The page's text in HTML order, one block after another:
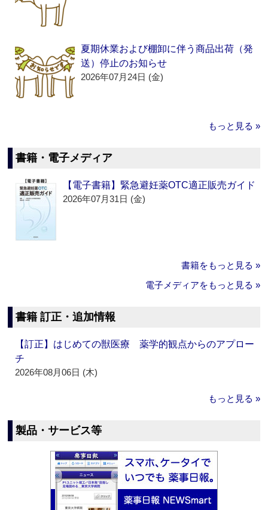
夏期休業および棚卸に伴う商品出荷（発
送）停止のお知らせ
2026年07月24日 (金)
もっと見る »
書籍・電子メディア
【電子書籍】緊急避妊薬OTC適正販売ガイド
2026年07月31日 (金)
書籍をもっと見る »
電子メディアをもっと見る »
書籍 訂正・追加情報
【訂正】はじめての獣医療 薬学的観点からのアプロー
チ
2026年08月06日 (木)
もっと見る »
製品・サービス等